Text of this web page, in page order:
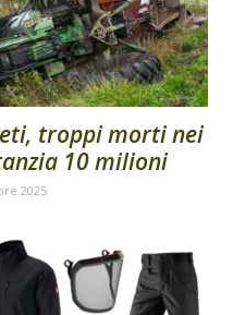
troppi morti nei
10 milioni
2025